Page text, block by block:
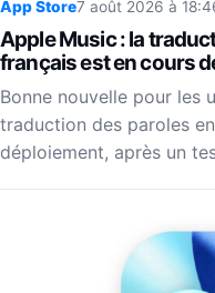
App Store7 août 2026 à
Apple Music : la
français est en cours
Bonne nouvelle pour les
traduction des paroles
déploiement, après un